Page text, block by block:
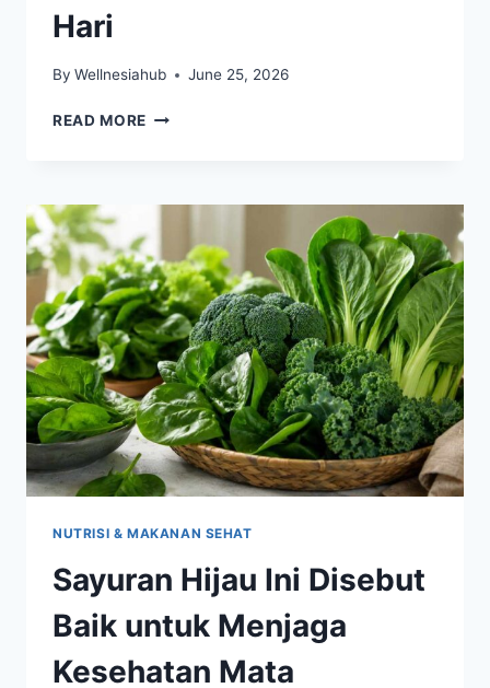
Hari
By Wellnesiahub June 25, 2026
READ MORE VITAMIN
DIBUTUHKAN
SETIAP
HARI
NUTRISI & MAKANAN SEHAT
Sayuran Hijau Ini Disebut
Baik untuk Menjaga
Kesehatan Mata